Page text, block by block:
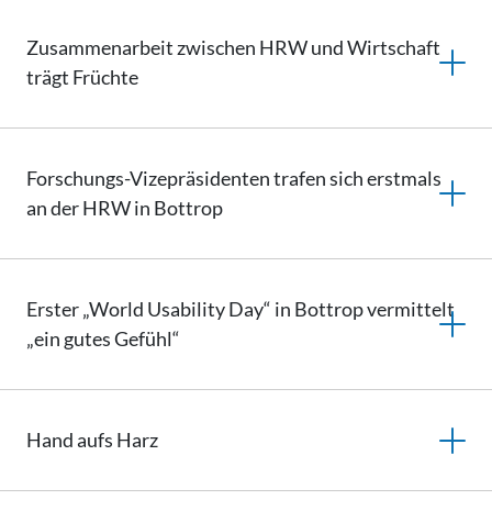
Zusammenarbeit zwischen HRW und Wirtschaft
trägt Früchte
Forschungs-Vizepräsidenten trafen sich erstmals
an der HRW in Bottrop
Erster „World Usability Day“ in Bottrop vermittelt
„ein gutes Gefühl“
Hand aufs Harz